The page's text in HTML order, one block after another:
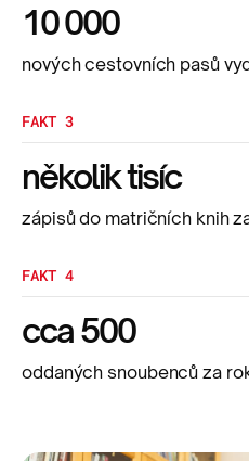
10 000
nových cestovních pasů
FAKT 3
několik tisíc
zápisů do matričních knih
FAKT 4
cca 500
oddaných snoubenců za